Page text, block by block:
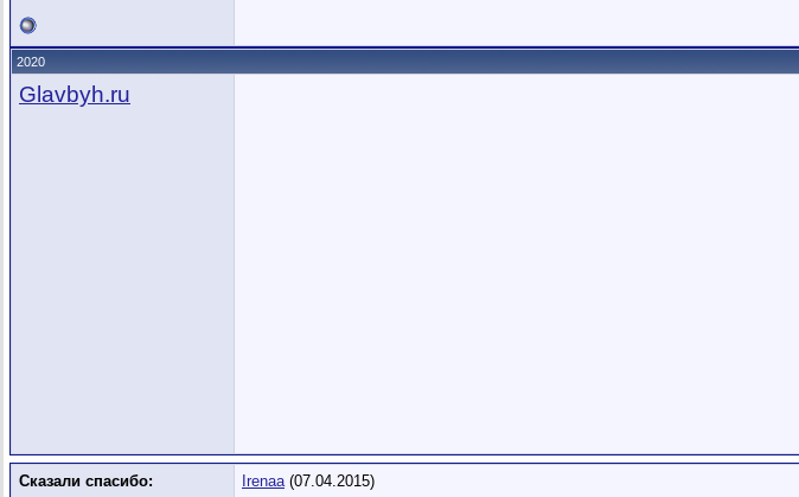
2020
Glavbyh.ru
Сказали спасибо: Irenaa(07.04.2015)